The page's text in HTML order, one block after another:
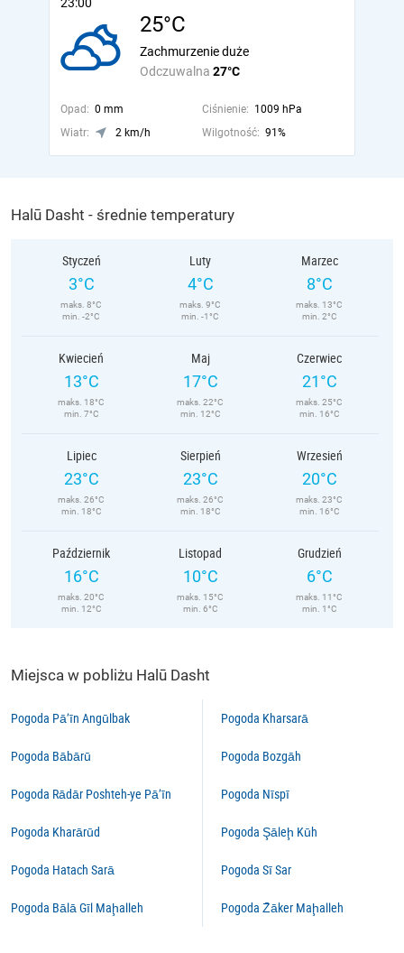
25°C
Odczuwalna 27°C
Zachmurzenie duże
Opad: 0 mm Ciśnienie: 1009 hPa
Wiatr:
2 km/h Wilgotność: 91%
Halū Dasht - średnie temperatury
Styczeń
3°C
maks. 8°C
min. -2°C
Luty
4°C
maks. 9°C
min. -1°C
Marzec
8°C
maks. 13°C
min. 2°C
Kwiecień
13°C
maks. 18°C
min. 7°C
Maj
17°C
maks. 22°C
min. 12°C
Czerwiec
21°C
maks. 25°C
min. 16°C
Lipiec
23°C
maks. 26°C
min. 18°C
Sierpień
23°C
maks. 26°C
min. 18°C
Wrzesień
20°C
maks. 23°C
min. 16°C
Październik
16°C
maks. 20°C
min. 12°C
Listopad
10°C
maks. 15°C
min. 6°C
Grudzień
6°C
maks. 11°C
min. 1°C
Miejsca w pobliżu Halū Dasht
Pogoda Pā’īn Angūlbak
Pogoda Bābārū
Pogoda Rādār Poshteh-ye Pā’īn
Pogoda Kharārūd
Pogoda Hatach Sarā
Pogoda Bālā Gīl Maḩalleh
Pogoda Kharsarā
Pogoda Bozgāh
Pogoda Nīspī
Pogoda Şāleḩ Kūh
Pogoda Sī Sar
Pogoda Z̄āker Maḩalleh